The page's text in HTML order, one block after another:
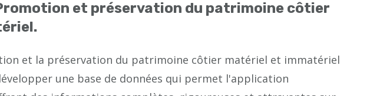
et préservation du patrimoine côtier
et la préservation du patrimoine côtier matériel et immatériel
une base de données qui permet l'application